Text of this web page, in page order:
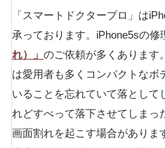
「スマートドクタープロ」は
承っております。iPhone5sの修
れ）」 のご依頼が多くあります
は愛用者も多くコンパクトなボ
いることを忘れていて落として
れどすべって落下させてしまっ
画面割れを起こす場合がありま